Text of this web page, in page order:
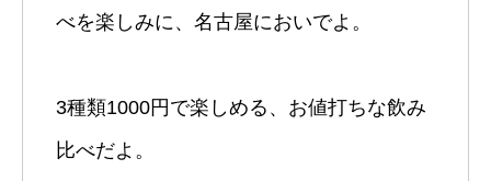
べを楽しみに、名古屋においでよ。
3種類1000円で楽しめる、お値打ちな飲み
比べだよ。